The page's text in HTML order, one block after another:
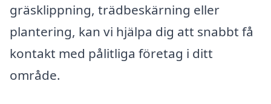
gräsklippning, trädbeskärning eller
plantering, kan vi hjälpa dig att snabbt få
kontakt med pålitliga företag i ditt
område.